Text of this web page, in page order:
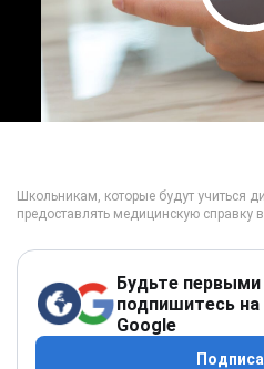
Будьте первыми
подпишитесь на
Google